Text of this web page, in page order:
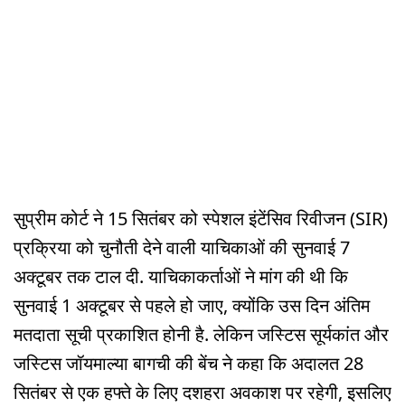
सुप्रीम कोर्ट ने 15 सितंबर को स्पेशल इंटेंसिव रिवीजन (SIR)
प्रक्रिया को चुनौती देने वाली याचिकाओं की सुनवाई 7
अक्टूबर तक टाल दी. याचिकाकर्ताओं ने मांग की थी कि
सुनवाई 1 अक्टूबर से पहले हो जाए, क्योंकि उस दिन अंतिम
मतदाता सूची प्रकाशित होनी है. लेकिन जस्टिस सूर्यकांत और
जस्टिस जॉयमाल्या बागची की बेंच ने कहा कि अदालत 28
सितंबर से एक हफ्ते के लिए दशहरा अवकाश पर रहेगी, इसलिए